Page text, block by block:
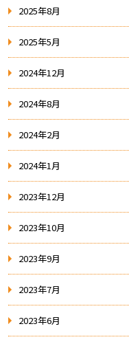
2025年8月
2025年5月
2024年12月
2024年8月
2024年2月
2024年1月
2023年12月
2023年10月
2023年9月
2023年7月
2023年6月